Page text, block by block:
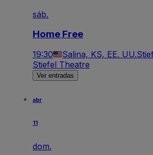
sáb.
Home Free
19:30 Salina, KS, EE. UU.
Stiefel Theatre
Ver entradas
abr
11
dom.